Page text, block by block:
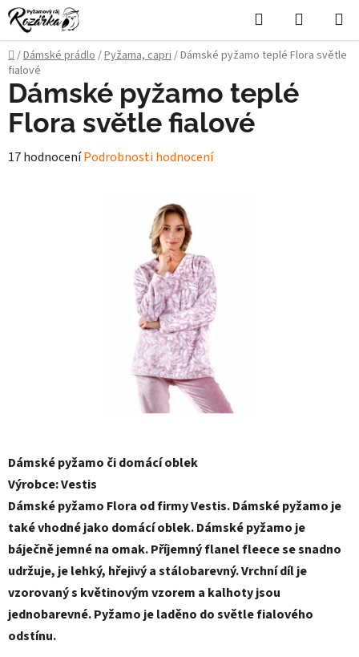
Přejít
na
obsah
Hledat
KOŠÍK
Domů
/Dámské prádlo/Pyžama, capri/Dámské pyžamo teplé Flora světle
fialové
Dámské pyžamo či domácí oblek
Výrobce: Vestis
Dámské pyžamo Flora od firmy Vestis. Dámské pyžamo je
také vhodné jako domácí oblek. Dámské pyžamo je
báječně jemné na omak. Příjemný flanel fleece se snadno
udržuje, je lehký, hřejivý a stálobarevný. Vrchní díl je
vzorovaný s květinovým vzorem a kalhoty jsou
jednobarevné. Pyžamo je laděno do světle fialového
odstínu.
Dámské pyžamo teplé
Flora světle fialové
Průměrné
17 hodnoceníPodrobnosti hodnocení